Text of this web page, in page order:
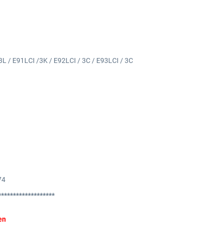
/ E91LCI /3K / E92LCI / 3C / E93LCI / 3C